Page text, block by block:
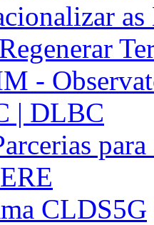
-
| DLBC
CLDS5G